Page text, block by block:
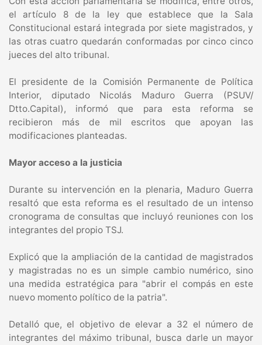
el artículo 8 de la ley que establece que la Sala
Constitucional estará integrada por siete magistrados, y
las otras cuatro quedarán conformadas por cinco cinco
jueces del alto tribunal.
El presidente de la Comisión Permanente de Política
Interior, diputado Nicolás Maduro Guerra (PSUV/
Dtto.Capital), informó que para esta reforma se
recibieron más de mil escritos que apoyan las
modificaciones planteadas.
Mayor acceso a la justicia
Durante su intervención en la plenaria, Maduro Guerra
resaltó que esta reforma es el resultado de un intenso
cronograma de consultas que incluyó reuniones con los
integrantes del propio TSJ.
Explicó que la ampliación de la cantidad de magistrados
y magistradas no es un simple cambio numérico, sino
una medida estratégica para "abrir el compás en este
nuevo momento político de la patria".
Detalló que, el objetivo de elevar a 32 el número de
integrantes del máximo tribunal, busca darle un mayor